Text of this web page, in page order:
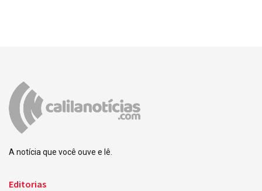
A notícia que você ouve e lê.
Editorias